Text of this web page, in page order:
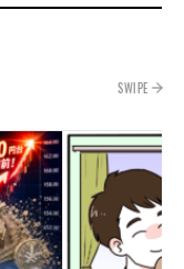
SWIPE